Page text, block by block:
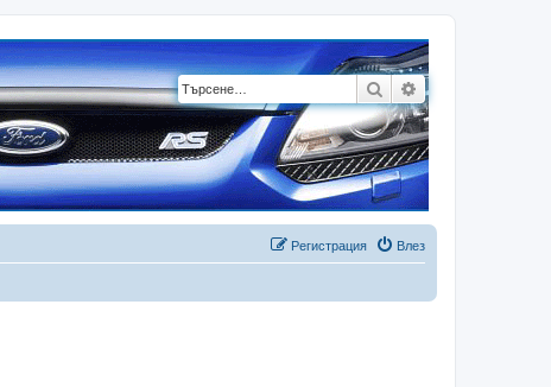
ТърсенеРазширено
Влез
Регистрация